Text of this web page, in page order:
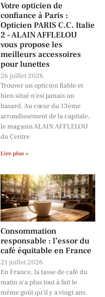
Votre opticien de
confiance à Paris :
Opticien PARIS C.C. Italie
2 – ALAIN AFFLELOU
vous propose les
meilleurs accessoires
pour lunettes
26 juillet 2026
Trouver un opticien fiable et
bien situé n'est jamais un
hasard. Au cœur du 13ème
arrondissement de la capitale,
le magasin ALAIN AFFLELOU
du Centre
Lire plus »
Consommation
responsable : l’essor du
café équitable en France
21 juillet 2026
En France, la tasse de café du
matin n'a plus tout à fait le
même goût qu'il y a vingt ans.